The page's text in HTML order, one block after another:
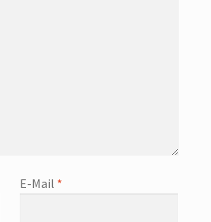
E-Mail *